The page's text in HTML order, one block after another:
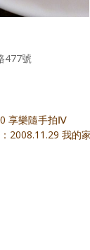
477號
享樂隨手拍Ⅳ
2008.11.29 我的